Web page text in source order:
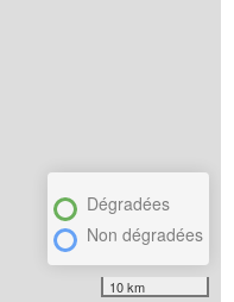
Dégradées
Non dégradées
10 km